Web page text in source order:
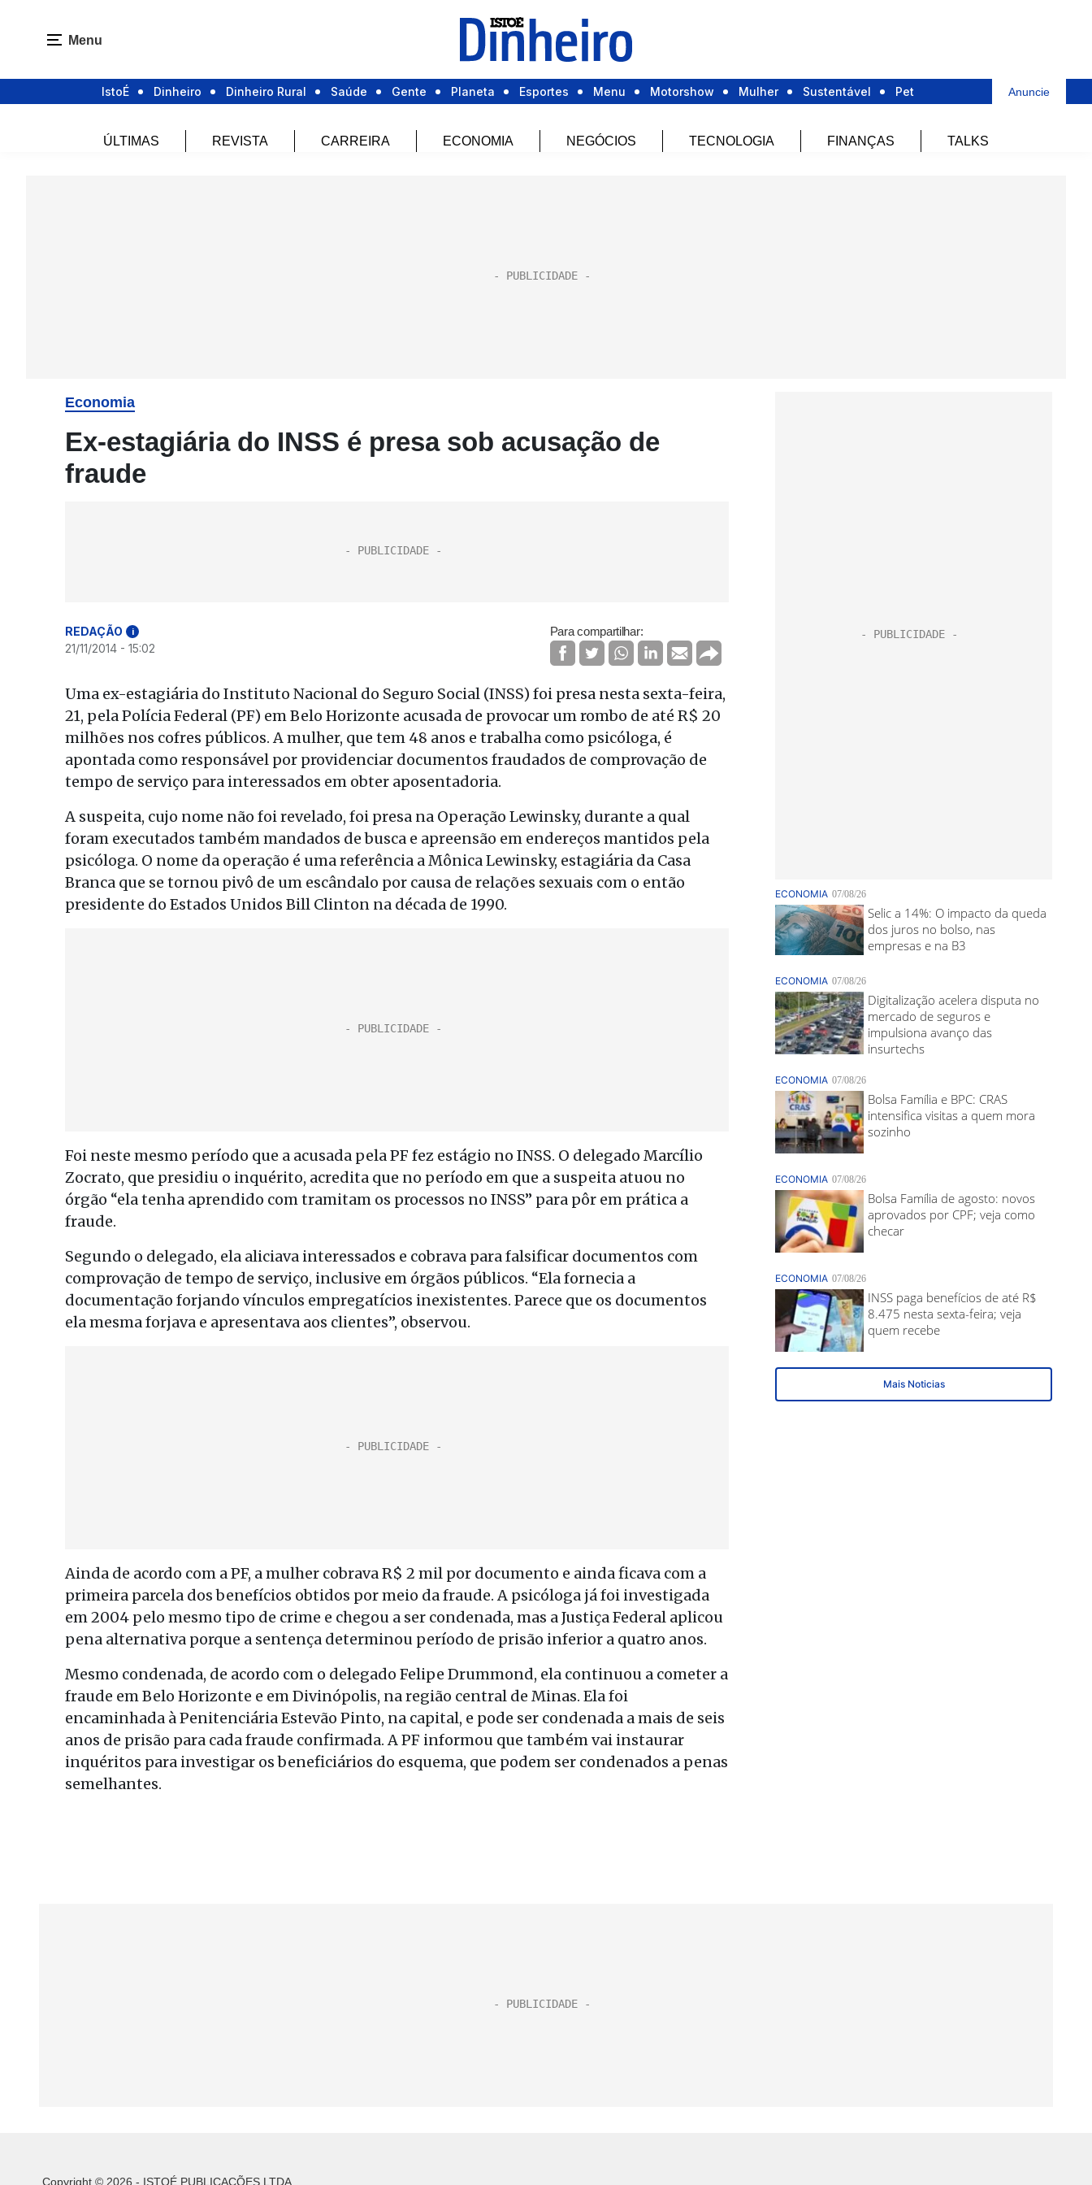
Menu
IstoÉ Dinheiro Dinheiro Rural Saúde Gente Planeta Esportes Menu Motorshow Mulher Sustentável Pet Anuncie
ÚLTIMAS REVISTA CARREIRA ECONOMIA NEGÓCIOS TECNOLOGIA FINANÇAS TALKS
Economia
Ex-estagiária do INSS é presa sob acusação de
fraude
REDAÇÃO i
21/11/2014 - 15:02
Para compartilhar:
Uma ex-estagiária do Instituto Nacional do Seguro Social (INSS) foi presa nesta sexta-feira,
21, pela Polícia Federal (PF) em Belo Horizonte acusada de provocar um rombo de até R$ 20
milhões nos cofres públicos. A mulher, que tem 48 anos e trabalha como psicóloga, é
apontada como responsável por providenciar documentos fraudados de comprovação de
tempo de serviço para interessados em obter aposentadoria.
A suspeita, cujo nome não foi revelado, foi presa na Operação Lewinsky, durante a qual
foram executados também mandados de busca e apreensão em endereços mantidos pela
psicóloga. O nome da operação é uma referência a Mônica Lewinsky, estagiária da Casa
Branca que se tornou pivô de um escândalo por causa de relações sexuais com o então
presidente do Estados Unidos Bill Clinton na década de 1990.
Foi neste mesmo período que a acusada pela PF fez estágio no INSS. O delegado Marcílio
Zocrato, que presidiu o inquérito, acredita que no período em que a suspeita atuou no
órgão “ela tenha aprendido com tramitam os processos no INSS” para pôr em prática a
fraude.
Segundo o delegado, ela aliciava interessados e cobrava para falsificar documentos com
comprovação de tempo de serviço, inclusive em órgãos públicos. “Ela fornecia a
documentação forjando vínculos empregatícios inexistentes. Parece que os documentos
ela mesma forjava e apresentava aos clientes”, observou.
Ainda de acordo com a PF, a mulher cobrava R$ 2 mil por documento e ainda ficava com a
primeira parcela dos benefícios obtidos por meio da fraude. A psicóloga já foi investigada
em 2004 pelo mesmo tipo de crime e chegou a ser condenada, mas a Justiça Federal aplicou
pena alternativa porque a sentença determinou período de prisão inferior a quatro anos.
Mesmo condenada, de acordo com o delegado Felipe Drummond, ela continuou a cometer a
fraude em Belo Horizonte e em Divinópolis, na região central de Minas. Ela foi
encaminhada à Penitenciária Estevão Pinto, na capital, e pode ser condenada a mais de seis
anos de prisão para cada fraude confirmada. A PF informou que também vai instaurar
inquéritos para investigar os beneficiários do esquema, que podem ser condenados a penas
semelhantes.
Copyright © 2026 - ISTOÉ PUBLICAÇÕES LTDA